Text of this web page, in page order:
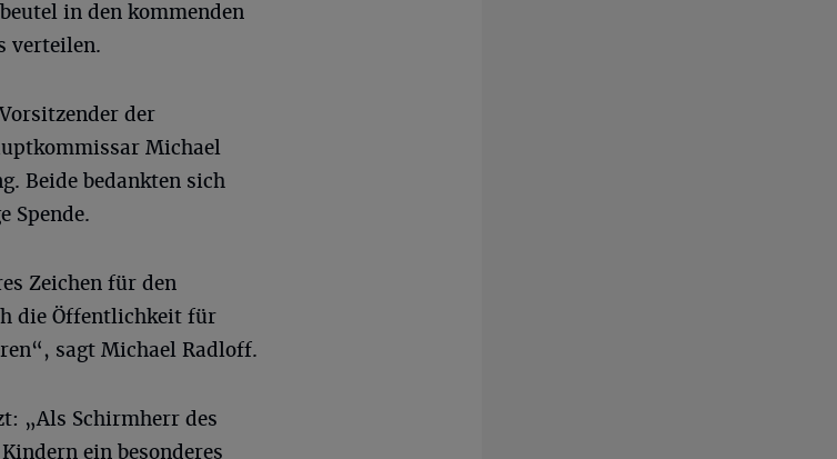
in den kommenden
verteilen.
der
Michael
Beide bedankten sich
Spende.
Zeichen für den
die Öffentlichkeit für
sagt Michael Radloff.
„Als Schirmherr des
ein besonderes